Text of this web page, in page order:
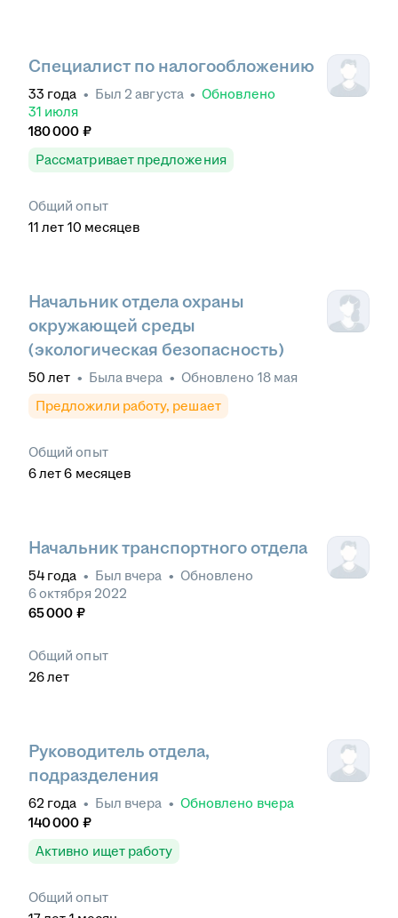
Специалист по налогообложению
33 года • Был 2 августа • Обновлено
31 июля
180 000 ₽
Рассматривает предложения
Общий опыт
11 лет 10 месяцев
Начальник отдела охраны
окружающей среды
(экологическая безопасность)
50 лет • Была вчера • Обновлено 18 мая
Предложили работу, решает
Общий опыт
6лет 6 месяцев
Начальник транспортного отдела
54 года • Был вчера • Обновлено
6 октября 2022
65 000 ₽
Общий опыт
26лет
Руководитель отдела,
подразделения
62 года • Был вчера • Обновлено вчера
140 000 ₽
Активно ищет работу
Общий опыт